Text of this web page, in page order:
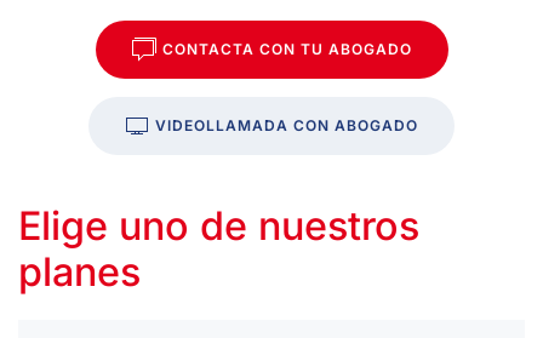
CONTACTA CON TU ABOGADO
VIDEOLLAMADA CON ABOGADO
Elige uno de nuestros
planes